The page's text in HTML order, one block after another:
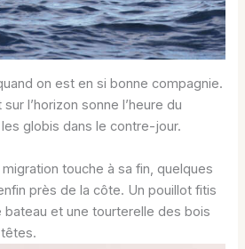
on est en si bonne compagnie.
l’horizon sonne l’heure du
globis dans le contre-jour.
touche à sa fin, quelques
près de la côte. Un pouillot fitis
bateau et une tourterelle des bois